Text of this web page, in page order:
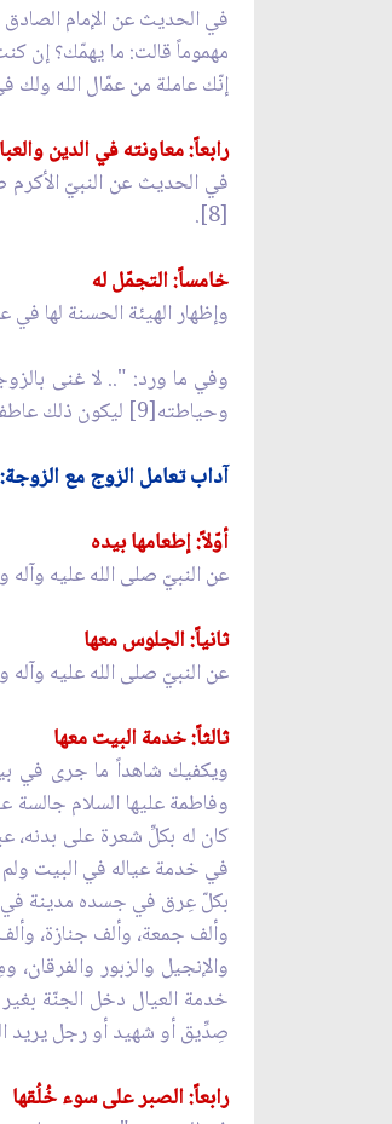
في الحديث عن الإمام
مهموماً قالت: ما يهمّك؟ إن
إنّك عاملة من عمّال الله ولك
رابعاً: معاونته في الدين
في الحديث عن النبيّ الأكرم
[8].
خامساً: التجمّل له
وإظهار الهيئة الحسنة لها
وفي ما ورد: ".. لا غنى
وحياطته[9] ليكون ذلك عاطفاً عليها عند زلّة تكون منها، وإظهار العشق له بالخلابة[10] والهيئة الحسنة لها في عينه"[11].
آداب تعامل الزوج مع الزوجة:
أوّلاً: إطعامها بيده
عن النبيّ صلى الله عليه وآله
ثانياً: الجلوس معها
عن النبيّ صلى الله عليه
ثالثاً: خدمة البيت معها
ويكفيك شاهداً ما جرى في
وفاطمة عليها السلام جالسة
كان له بكلِّ شعرة على بدنه،
في خدمة عياله في البيت
بكلّ عِرق في جسده مدينة في
وألف جمعة، وألف جنازة،
والإنجيل والزبور
خدمة العيال دخل الجنّة
صِدِّيق أو شهيد أو رجل يريد
رابعاً: الصبر على سوء خُلُقها